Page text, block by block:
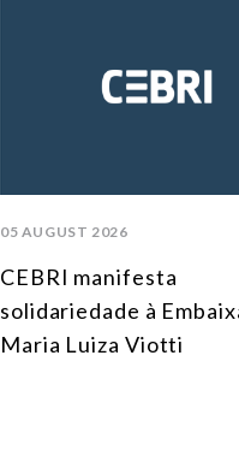
05 AUGUST 2026
CEBRI manifesta
solidariedade à
Maria Luiza Viotti